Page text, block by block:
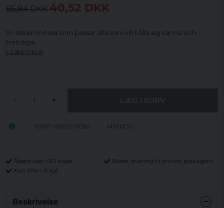
85,84 DKK40,52 DKK
En stilren mössa som passar alla som vill hålla sig varma och
trendiga
Læs mere
- +
10377-00921-0050 MSTRDS
Åbent køb i 30 dage
Sikker levering til enhver postagent
Kun 59kr i fragt
Beskrivelse